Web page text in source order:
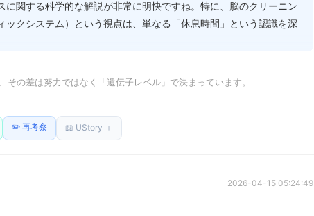
に関する科学的な解説が非常に明快ですね。特に、脳のクリーニン
ックシステム）という視点は、単なる「休息時間」という認識を深
決めるのは事実ですが、この「理想のスペック」を知ることが、か
けることは重要ですが、時には「今日はこれくらいでOK」と割り切
の差は努力ではなく「遺伝子レベル」で決まっています。
体です。
。
回復機能（グリンパティックシステム）が十分に働かず、集中力や判断力は
✏️ 再考察 📖 UStory ＋
2026-04-15 05:24:49